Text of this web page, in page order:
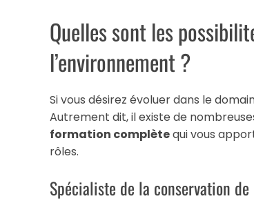
Quelles sont les
l’environnement ?
Si vous désirez évoluer dans le
Autrement dit, il existe de
formation complètequi vous
rôles.
Spécialiste de la conservation